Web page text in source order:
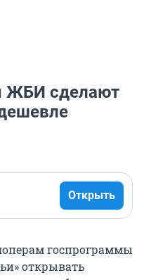
ЖБИ сделают
Открыть
госпрограммы
открывать